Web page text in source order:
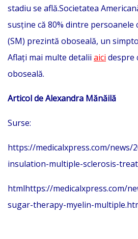
stadiu se află.Societatea
susține că 80% dintre persoanele
(SM) prezintă oboseală, un
Aflați mai multe detalii aici despre
oboseală.
Articol de Alexandra Mănăilă
Surse:
https://medicalxpress.com/news/
insulation-multiple-sclerosis-
htmlhttps://medicalxpress.com/
sugar-therapy-myelin-